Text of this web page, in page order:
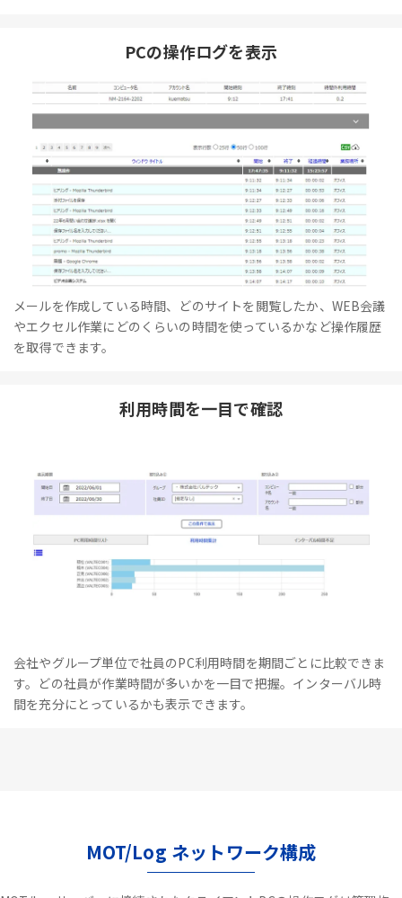
PCの操作ログを表示
メールを作成している時間、どのサイトを閲覧したか、WEB会議
やエクセル作業にどのくらいの時間を使っているかなど操作履歴
を取得できます。
利用時間を一目で確認
会社やグループ単位で社員のPC利用時間を期間ごとに比較できま
す。どの社員が作業時間が多いかを一目で把握。インターバル時
間を充分にとっているかも表示できます。
MOT/Log ネットワーク構成